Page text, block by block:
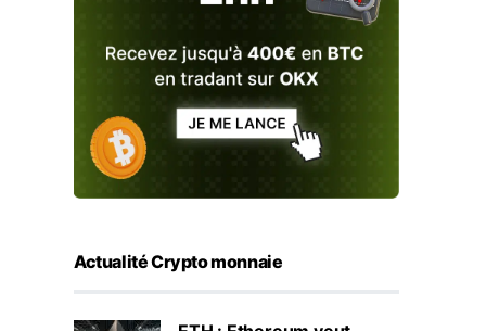
Actualité Crypto monnaie